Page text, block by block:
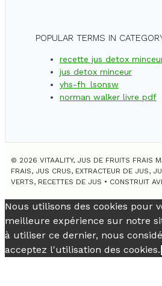
POPULAR TERMS IN
recette jus detox
jus detox minceur
yhs-fh_lsonsw
norman walker livre pdf
© 2026 VITAALITY, JUS DE FRUITS FRAIS
FRAIS, JUS CRUS, EXTRACTEUR DE JUS,
VERTS, RECETTES DE JUS • CONSTRUIT
Nous utilisons des cookies pour
meilleure expérience sur notre
à utiliser ce dernier, nous
acceptez l'utilisation des cookies.